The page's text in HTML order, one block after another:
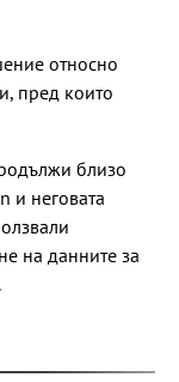
относно
пред които
близо
и неговата
на данните за